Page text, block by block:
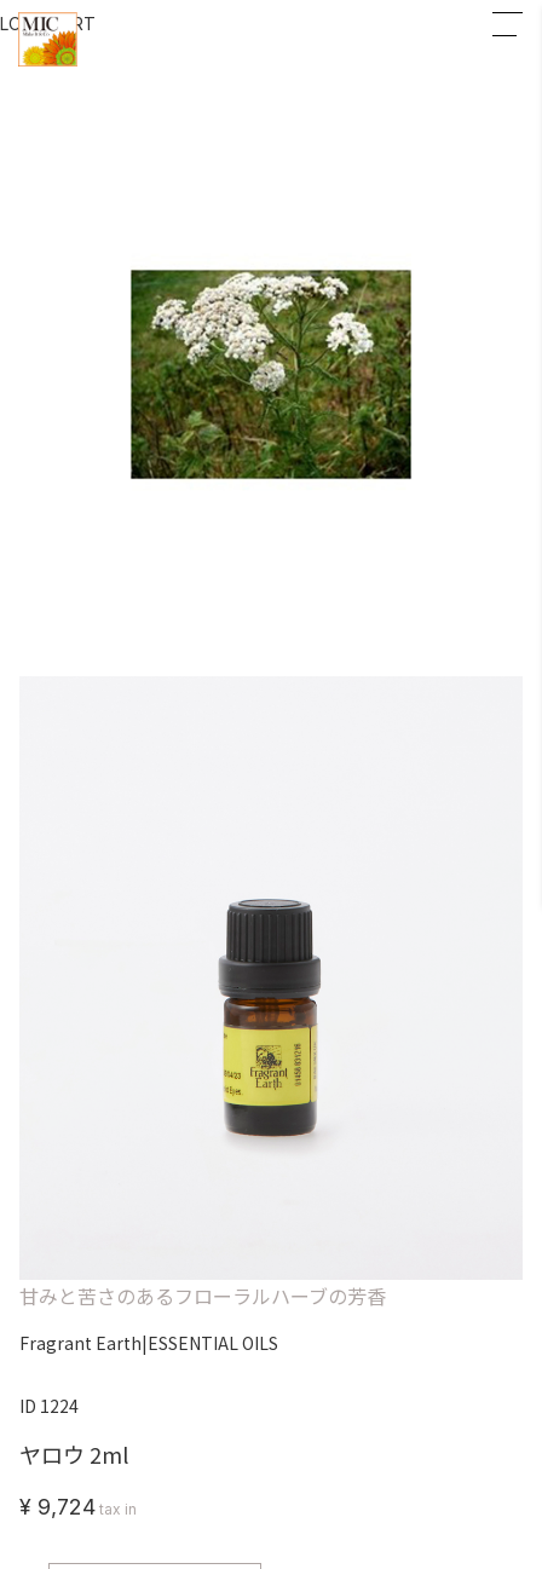
LOGINCART
甘みと苦さのあるフローラルハーブの芳香
Fragrant Earth|ESSENTIAL OILS
ID 1224
ヤロウ 2ml
¥ 9,724 tax in